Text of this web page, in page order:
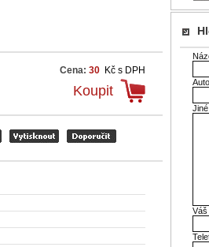
Cena: 30 Kč s DPH
Koupit
Váš